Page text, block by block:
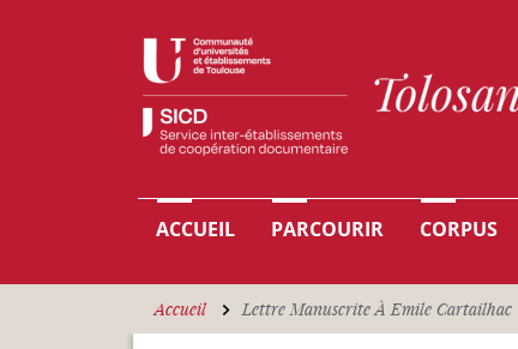
Navigation principale
ACCUEIL PARCOURIR CORPUS
Accueil Lettre Manuscrite À Emile Cartailhac